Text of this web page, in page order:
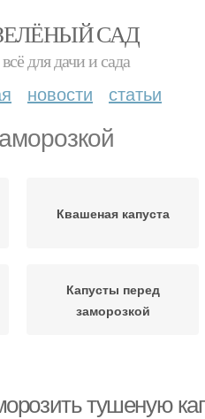
САД
всё для дачи и сада
новости статьи
Квашеная капуста
Капусты перед
заморозкой
тушеную